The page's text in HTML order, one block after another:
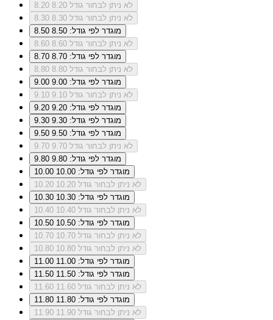
8.20
לא ניתן לבחור גודל 8.20
8.30
לא ניתן לבחור גודל 8.30
8.50
מוגדר לפי גודל: 8.50
8.60
לא ניתן לבחור גודל 8.60
8.70
מוגדר לפי גודל: 8.70
8.80
לא ניתן לבחור גודל 8.80
9.00
מוגדר לפי גודל: 9.00
9.10
לא ניתן לבחור גודל 9.10
9.20
מוגדר לפי גודל: 9.20
9.30
מוגדר לפי גודל: 9.30
9.50
מוגדר לפי גודל: 9.50
9.70
לא ניתן לבחור גודל 9.70
9.80
מוגדר לפי גודל: 9.80
10.00
מוגדר לפי גודל: 10.00
10.20
לא ניתן לבחור גודל 10.20
10.30
מוגדר לפי גודל: 10.30
10.40
לא ניתן לבחור גודל 10.40
10.50
מוגדר לפי גודל: 10.50
10.70
לא ניתן לבחור גודל 10.70
10.80
לא ניתן לבחור גודל 10.80
11.00
מוגדר לפי גודל: 11.00
11.50
מוגדר לפי גודל: 11.50
11.60
לא ניתן לבחור גודל 11.60
11.80
מוגדר לפי גודל: 11.80
11.90
לא ניתן לבחור גודל 11.90